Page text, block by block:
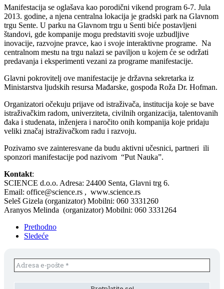
Manifestacija se oglašava kao porodični vikend program 6-7. Jula
2013. godine, a njena centralna lokacija je gradski park na Glavnom
trgu Sente. U parku na Glavnom trgu u Senti biće postavljeni
štandovi, gde kompanije mogu predstaviti svoje uzbudljive
inovacije, razvojne pravce, kao i svoje interaktivne programe. Na
centralnom mestu na trgu nalazi se paviljon u kojem će se održati
predavanja i eksperimenti vezani za programe manifestacije.
Glavni pokrovitelj ove manifestacije je državna sekretarka iz
Ministarstva ljudskih resursa Mađarske, gospođa Roža Dr. Hofman.
Organizatori očekuju prijave od istraživača, institucija koje se bave
istraživačkim radom, univerziteta, civilnih organizacija, talentovanih
đaka i studenata, inženjera i naročito onih kompanija koje pridaju
veliki značaj istraživačkom radu i razvoju.
Pozivamo sve zainteresvane da budu aktivni učesnici, partneri ili
sponzori manifestacije pod nazivom “Put Nauka”.
Kontakt:
SCIENCE d.o.o. Adresa: 24400 Senta, Glavni trg 6.
Email: office@science.rs , www.science.rs
Seleš Gizela (organizator) Mobilni: 060 3331260
Aranyos Melinda (organizator) Mobilni: 060 3331264
Prethodno
Sledeće